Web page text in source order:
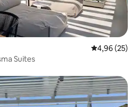
4,96 av 5 i
4,96 (25)
Suites